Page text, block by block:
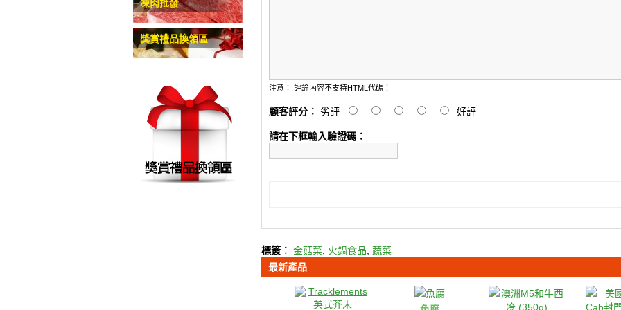
凍肉批發
獎賞禮品換領區
注意︰ 評論內容不支持HTML代碼！
顧客評分︰ 劣評 好評
請在下框輸入驗證碼︰
標簽︰ 金菇菜 火鍋食品 蔬菜
最新產品